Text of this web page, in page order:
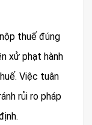
thuế đúng
xử phạt hành
Việc tuân
rủi ro pháp